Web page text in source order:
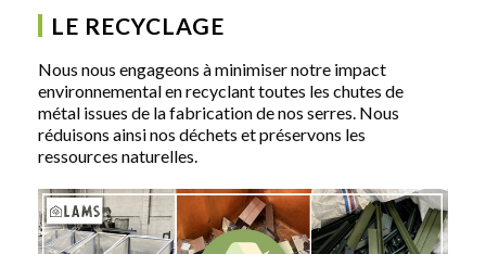
LE RECYCLAGE
Nous nous engageons à minimiser notre impact
environnemental en recyclant toutes les chutes de
métal issues de la fabrication de nos serres. Nous
réduisons ainsi nos déchets et préservons les
ressources naturelles.